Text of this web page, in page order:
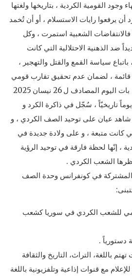
وجود القومية الكردية ، بتاريخها ولغتها
أن يرفعوا رايات الاستسلام ، أو أن تُخمد
فالانتفاضات الشعبية استمرت ، وكل
ضد الذهنية الاحتلالية التي كانت
سياسة القمع والقتل والتهجير ،
، لضمان عدم تحقيق تقارب قومي
كردي. و بعد جهود عظيمة ، بات اليوم المصادف ل 26 نيسان 2025
تاريخيّاً ، سُجّل في ذاكرة الكرد و
شاهد عيان على توحيد الصف الكردي ، و
كانت متبعة ، و على ولادة جديدة في
، إنّها لحظة فارقة في توحيد الرؤية
الشعب الكردي .
المشتركة في كونفرانس وحدة الصف
للشعب الكردي في سوريا كشعب
دستورياً .
باللغة، التراث، التاريخ والثقافة
مع قنوات إذاعية وتلفزيونية باللغة